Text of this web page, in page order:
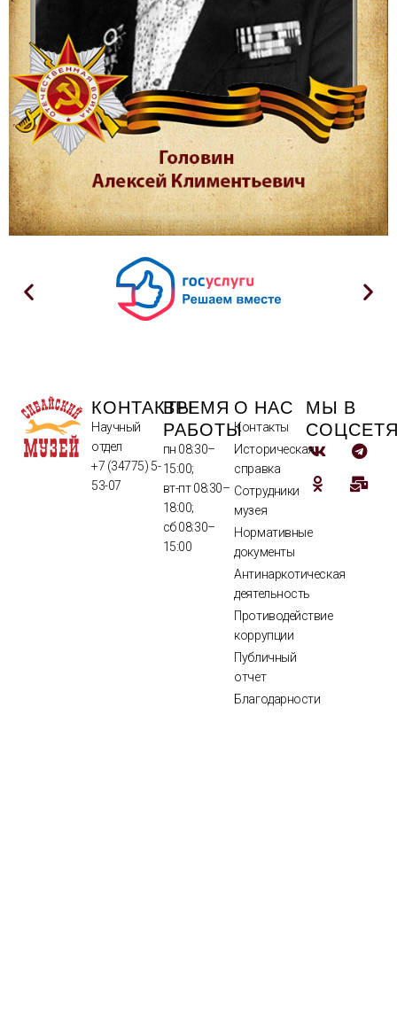
КОНТАКТЫ
Научный
отдел
+7 (34775) 5-
53-07
ВРЕМЯ
РАБОТЫ
пн 08:30–
15:00;
вт-пт 08:30–
18:00;
сб 08:30–
15:00
О НАС
Контакты
Историческая
справка
Сотрудники
музея
Нормативные
документы
Антинаркотическая
деятельность
Противодействие
коррупции
Публичный
отчет
Благодарности
МЫ В